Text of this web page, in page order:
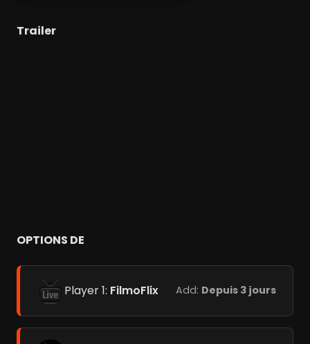
Trailer
OPTIONS DE
Player 1: FilmoFlix Add: Depuis 3 jours